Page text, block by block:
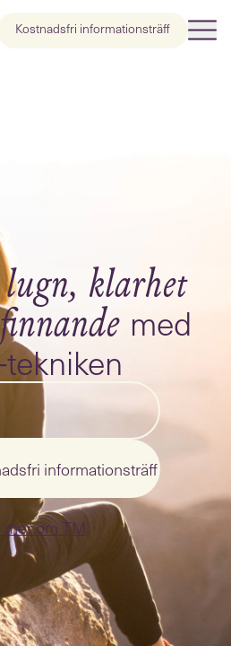
Kostnadsfri informationsträff
klarhet
med
informationsträff
mer om TM